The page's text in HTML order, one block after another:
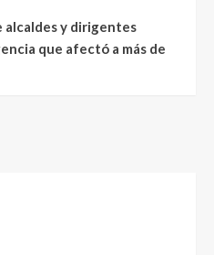
alcaldes y dirigentes
que afectó a más de